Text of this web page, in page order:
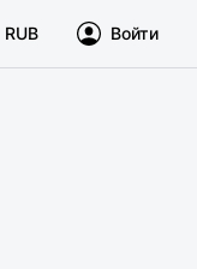
RUB Войти